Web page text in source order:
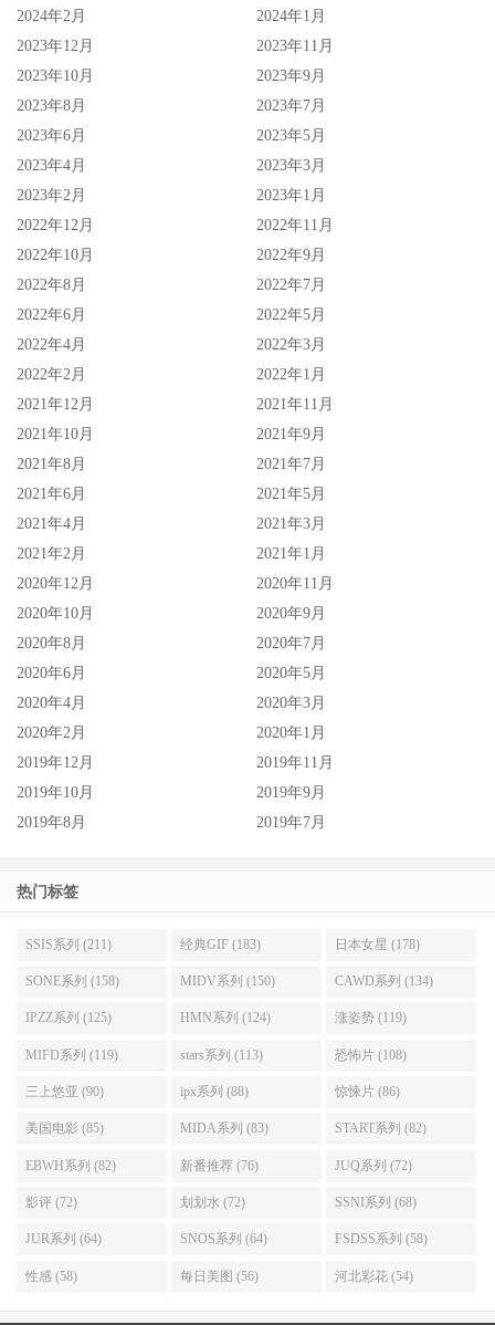
资料还有维基百科(宝塚歌剧団102期生)的好手⋯
2024年2月
2024年1月
2023年12月
2023年11月
2023年10月
2023年9月
2023年8月
2023年7月
2023年6月
2023年5月
2023年4月
2023年3月
2023年2月
2023年1月
2022年12月
2022年11月
2022年10月
2022年9月
2022年8月
2022年7月
2022年6月
2022年5月
2022年4月
2022年3月
2022年2月
2022年1月
2021年12月
2021年11月
2021年10月
2021年9月
2021年8月
2021年7月
2021年6月
2021年5月
2021年4月
2021年3月
2021年2月
2021年1月
2020年12月
2020年11月
2020年10月
2020年9月
2020年8月
2020年7月
2020年6月
2020年5月
2020年4月
2020年3月
2020年2月
2020年1月
2019年12月
2019年11月
2019年10月
2019年9月
2019年8月
2019年7月
热门标签
SSIS系列 (211) 经典GIF (183) 日本女星 (178)
SONE系列 (158) MIDV系列 (150) CAWD系列 (134)
IPZZ系列 (125) HMN系列 (124) 涨姿势 (119)
MIFD系列 (119) stars系列 (113) 恐怖片 (108)
三上悠亚 (90) ipx系列 (88) 惊悚片 (86)
美国电影 (85) MIDA系列 (83) START系列 (82)
EBWH系列 (82) 新番推荐 (76) JUQ系列 (72)
影评 (72) 划划水 (72) SSNI系列 (68)
JUR系列 (64) SNOS系列 (64) FSDSS系列 (58)
性感 (58) 每日美图 (56) 河北彩花 (54)